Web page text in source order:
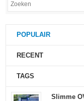
POPULAIR
RECENT
TAGS
Slimme